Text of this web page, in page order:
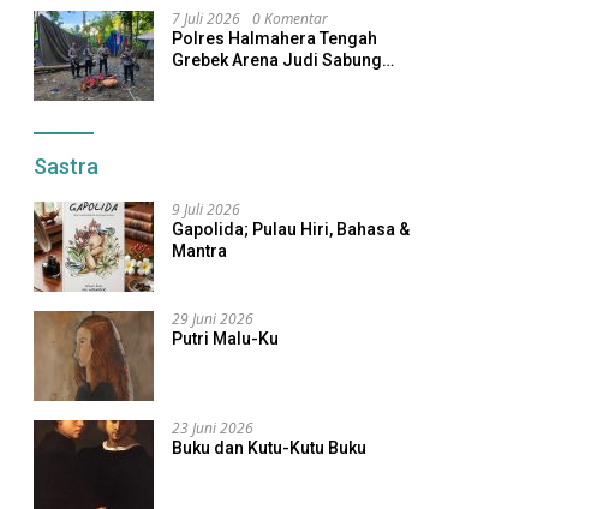
7 Juli 2026 0 Komentar
Polres Halmahera Tengah
Grebek Arena Judi Sabung
Sastra
9 Juli 2026
Gapolida; Pulau Hiri, Bahasa &
Mantra
29 Juni 2026
Putri Malu-Ku
23 Juni 2026
Buku dan Kutu-Kutu Buku